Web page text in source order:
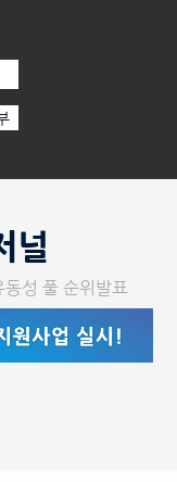
페스티벌’ 성
널
성 풀 순위발표